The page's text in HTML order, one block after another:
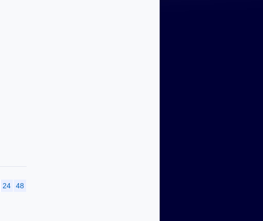
24 48